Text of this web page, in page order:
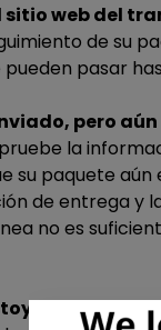
sitio web del
de su
pasar
pero
la
su paquete
de entrega y
no es
presente